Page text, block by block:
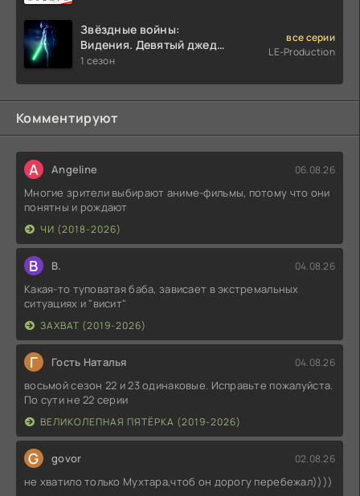
Звёздные войны:
Видения. Девятый джедай
(2026)
1 сезон
все серии
LE-Production
Комментируют
A Angeline 06.08.26
Многие зрители выбирают аниме-фильмы, потому что они
понятны и рождают
ЧИ (2018-2026)
В В. 04.08.26
Какая-то туповатая баба, зависает в экстремальных
ситуациях и "висит"
ЗАХВАТ (2019-2026)
Г Гость Наталья 04.08.26
восьмой сезон 22 и 23 одинаковые. Исправьте пожалуйста.
По сути не 22 серии
ВЕЛИКОЛЕПНАЯ ПЯТЁРКА (2019-2026)
G govor 02.08.26
не хватило только Мухтара,чтоб он дорогу перебежал))))